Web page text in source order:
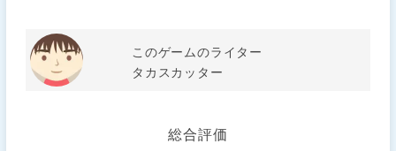
このゲームのライター
タカスカッター
総合評価